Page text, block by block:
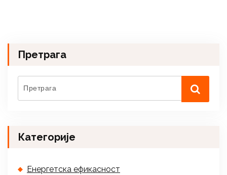
Претрага
Категорије
Енергетска ефикасност